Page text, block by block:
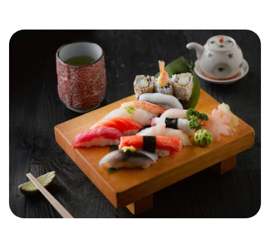
სენდვიჩი ნიგირები მაკები
პოკე & ბურიტო
სუპები და
სალათები
სასმელები